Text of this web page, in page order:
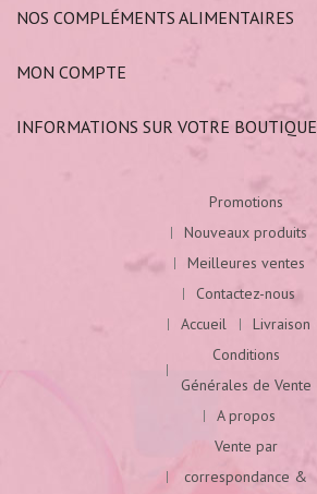
NOS COMPLÉMENTS ALIMENTAIRES
MON COMPTE
INFORMATIONS SUR VOTRE BOUTIQUE
Promotions
Nouveaux produits
Meilleures ventes
Contactez-nous
Accueil
Livraison
Conditions
Générales de Vente
A propos
Vente par
correspondance &